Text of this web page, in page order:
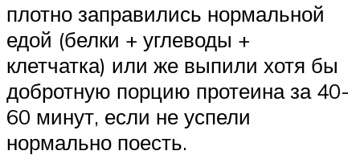
плотно заправились нормальной
едой (белки + углеводы +
клетчатка) или же выпили хотя бы
добротную порцию протеина за 40-
60 минут, если не успели
нормально поесть.